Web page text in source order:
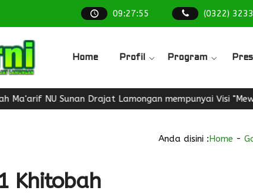
09:27:56 (0322)
Home Profil Program
Sunan Drajat Lamongan mempunyai Visi
Anda disini :Home -
Khitobah